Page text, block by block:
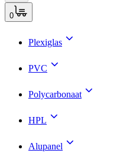
0
Plexiglas
PVC
Polycarbonaat
HPL
Alupanel